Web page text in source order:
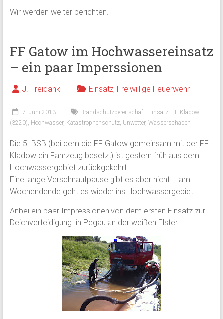
Wir werden weiter berichten.
FF Gatow im Hochwassereinsatz
– ein paar Imperssionen
J. Freidank Einsatz, Freiwillige Feuerwehr
7. Juni 2013 Brandschutzbereitschaft Einsatz, FF Kladow
(3220) Hochwasser, Katastrophenschutz, Unwetter, Wasserschaden
Die 5. BSB (bei dem die FF Gatow gemeinsam mit der FF
Kladow ein Fahrzeug besetzt) ist gestern früh aus dem
Hochwassergebiet zurückgekehrt.
Eine lange Verschnaufpause gibt es aber nicht – am
Wochendende geht es wieder ins Hochwassergebiet.
Anbei ein paar Impressionen von dem ersten Einsatz zur
Deichverteidigung in Pegau an der weißen Elster.